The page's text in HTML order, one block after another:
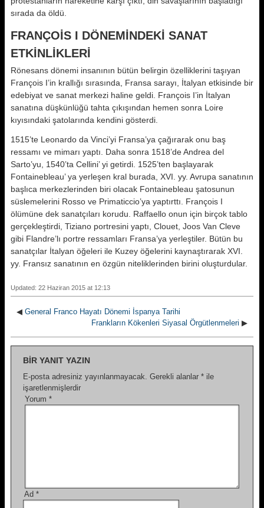
sırada da öldü.
FRANÇOİS I DÖNEMİNDEKİ SANAT
ETKİNLİKLERİ
Rönesans dönemi insanının bütün belirgin özelliklerini taşıyan
François I’in krallığı sırasında, Fransa sarayı, İtalyan etkisinde bir
edebiyat ve sanat merkezi haline geldi. François I’in İtalyan
sanatına düşkünlüğü tahta çıkışından hemen sonra Loire
kıyısındaki şatolarında kendini gösterdi.
1515’te Leonardo da Vinci’yi Fransa’ya çağırarak onu baş
ressamı ve mimarı yaptı. Daha sonra 1518’de Andrea del
Sarto’yu, 1540’ta Cellini’ yi getirdi. 1525’ten başlayarak
Fontainebleau’ ya yerleşen kral burada, XVI. yy. Avrupa sanatının
başlıca merkezlerinden biri olacak Fontainebleau şatosunun
süslemelerini Rosso ve Primaticcio’ya yaptırttı. François I
ölümüne dek sanatçıları korudu. Raffaello onun için birçok tablo
gerçekleştirdi, Tiziano portresini yaptı, Clouet, Joos Van Cleve
gibi Flandre’lı portre ressamları Fransa’ya yerleştiler. Bütün bu
sanatçılar İtalyan öğeleri ile Kuzey öğelerini kaynaştırarak XVI.
yy. Fransız sanatının en özgün niteliklerinden birini oluşturdular.
Updated: 22 Haziran 2015 at 12:13
◀ General Franco Hayatı Dönemi İspanya Tarihi
Frankların Kökenleri Siyasal Örgütlenmeleri ▶
BIR YANIT YAZIN
E-posta adresiniz yayınlanmayacak. Gerekli alanlar * ile
işaretlenmişlerdir
Yorum *
Ad *